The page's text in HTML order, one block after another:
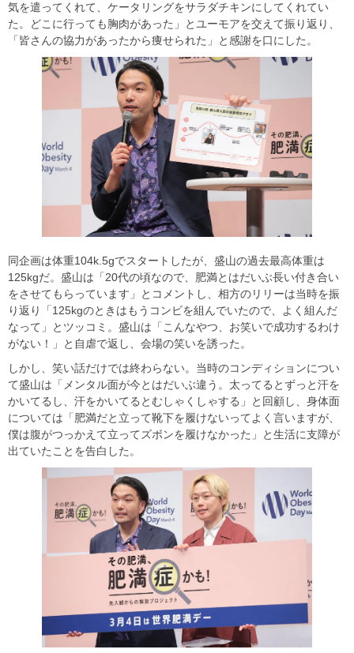
気を遣ってくれて、ケータリングをサラダチキンにしてくれてい
た。どこに行っても胸肉があった」とユーモアを交えて振り返り、
「皆さんの協力があったから痩せられた」と感謝を口にした。
同企画は体重104k.5gでスタートしたが、盛山の過去最高体重は
125kgだ。盛山は「20代の頃なので、肥満とはだいぶ長い付き合い
をさせてもらっています」とコメントし、相方のリリーは当時を振
り返り「125kgのときはもうコンビを組んでいたので、よく組んだ
なって」とツッコミ。盛山は「こんなやつ、お笑いで成功するわけ
がない！」と自虐で返し、会場の笑いを誘った。
しかし、笑い話だけでは終わらない。当時のコンディションについ
て盛山は「メンタル面が今とはだいぶ違う。太ってるとずっと汗を
かいてるし、汗をかいてるとむしゃくしゃする」と回顧し、身体面
については「肥満だと立って靴下を履けないってよく言いますが、
僕は腹がつっかえて立ってズボンを履けなかった」と生活に支障が
出ていたことを告白した。